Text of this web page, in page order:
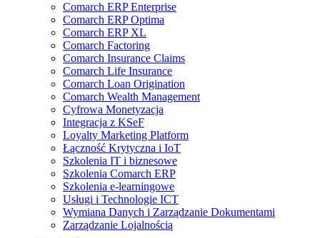
Comarch ERP Enterprise
Comarch ERP Optima
Comarch ERP XL
Comarch Factoring
Comarch Insurance Claims
Comarch Life Insurance
Comarch Loan Origination
Comarch Wealth Management
Cyfrowa Monetyzacja
Integracja z KSeF
Loyalty Marketing Platform
Łączność Krytyczna i IoT
Szkolenia IT i biznesowe
Szkolenia Comarch ERP
Szkolenia e-learningowe
Usługi i Technologie ICT
Wymiana Danych i Zarządzanie Dokumentami
Zarządzanie Lojalnością